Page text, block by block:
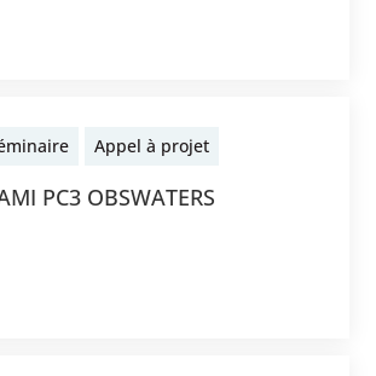
Appel à projet
PC3 OBSWATERS